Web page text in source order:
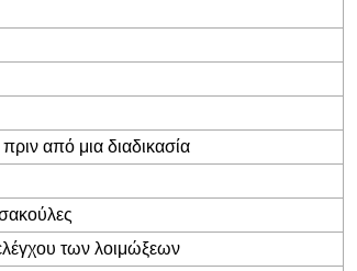
από μια διαδικασία
των λοιμώξεων